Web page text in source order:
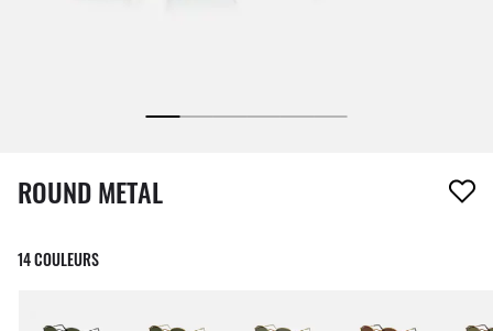
1 article a été retiré de votre liste de souhaits
ROUND METAL
14 COULEURS